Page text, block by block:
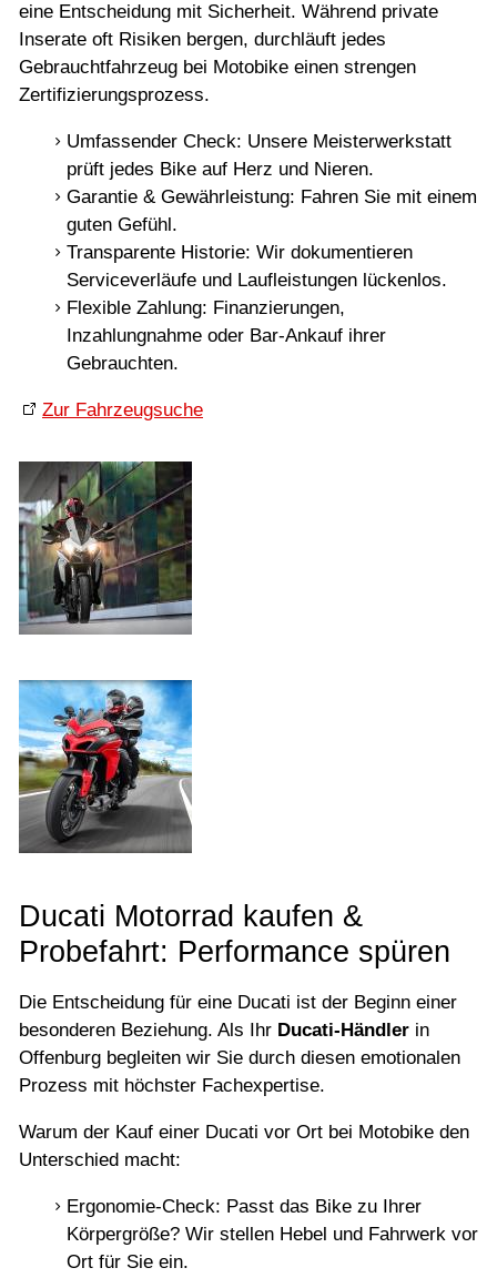
eine Entscheidung mit Sicherheit. Während private
Inserate oft Risiken bergen, durchläuft jedes
Gebrauchtfahrzeug bei Motobike einen strengen
Zertifizierungsprozess.
Umfassender Check: Unsere Meisterwerkstatt
prüft jedes Bike auf Herz und Nieren.
Garantie & Gewährleistung: Fahren Sie mit einem
guten Gefühl.
Transparente Historie: Wir dokumentieren
Serviceverläufe und Laufleistungen lückenlos.
Flexible Zahlung: Finanzierungen,
Inzahlungnahme oder Bar-Ankauf ihrer
Gebrauchten.
Zur Fahrzeugsuche
Ducati Motorrad kaufen &
Probefahrt: Performance spüren
Die Entscheidung für eine Ducati ist der Beginn einer
besonderen Beziehung. Als Ihr Ducati-Händler in
Offenburg begleiten wir Sie durch diesen emotionalen
Prozess mit höchster Fachexpertise.
Warum der Kauf einer Ducati vor Ort bei Motobike den
Unterschied macht:
Ergonomie-Check: Passt das Bike zu Ihrer
Körpergröße? Wir stellen Hebel und Fahrwerk vor
Ort für Sie ein.